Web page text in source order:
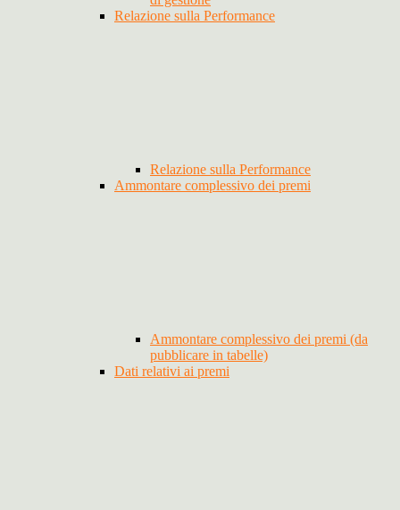
Relazione sulla Performance
Relazione sulla Performance
Ammontare complessivo dei premi
Ammontare complessivo dei premi (da
pubblicare in tabelle)
Dati relativi ai premi